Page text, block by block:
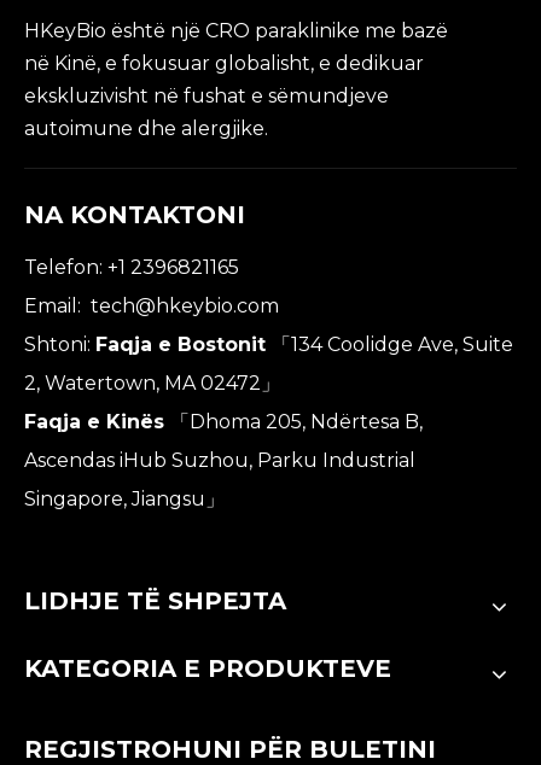
HKeyBio është një CRO paraklinike me bazë
në Kinë, e fokusuar globalisht, e dedikuar
ekskluzivisht në fushat e sëmundjeve
autoimune dhe alergjike.
NA KONTAKTONI
Telefon: +1 2396821165
Email: tech@hkeybio.com
Shtoni: Faqja e Bostonit
「134 Coolidge Ave, Suite
2, Watertown, MA 02472」
Faqja e Kinës
「Dhoma 205, Ndërtesa B,
Ascendas iHub Suzhou, Parku Industrial
Singapore, Jiangsu」
LIDHJE TË SHPEJTA
KATEGORIA E PRODUKTEVE
REGJISTROHUNI PËR BULETINI